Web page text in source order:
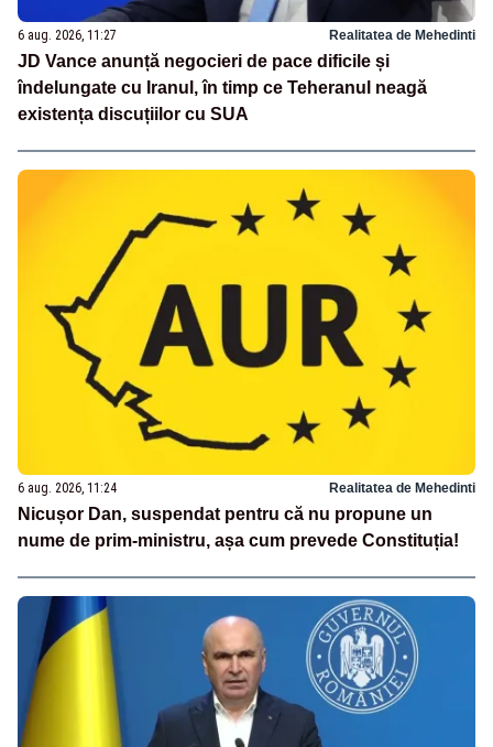
6 aug. 2026, 11:27 Realitatea de Mehedinti
JD Vance anunță negocieri de pace dificile și
îndelungate cu Iranul, în timp ce Teheranul neagă
existența discuțiilor cu SUA
6 aug. 2026, 11:24 Realitatea de Mehedinti
Nicușor Dan, suspendat pentru că nu propune un
nume de prim-ministru, așa cum prevede Constituția!